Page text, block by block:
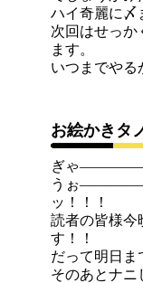
ハイ奇麗に〆
次回はせっか
ます。
いつまでやる
お絵かきタ
ぎゃ
うぉ
ッ！！！
読者の皆様今
す！！
だって明日ま
そのあとナニ